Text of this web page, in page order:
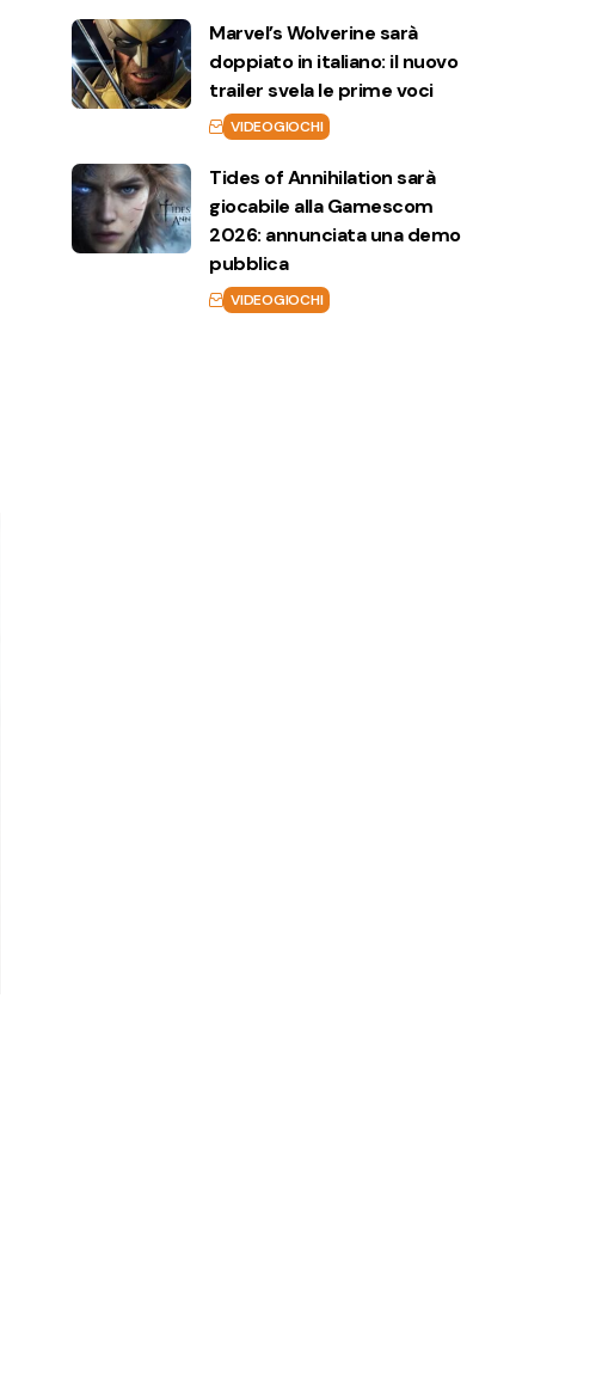
Marvel’s Wolverine sarà
doppiato in italiano: il nuovo
trailer svela le prime voci
VIDEOGIOCHI
Tides of Annihilation sarà
giocabile alla Gamescom
2026: annunciata una demo
pubblica
VIDEOGIOCHI